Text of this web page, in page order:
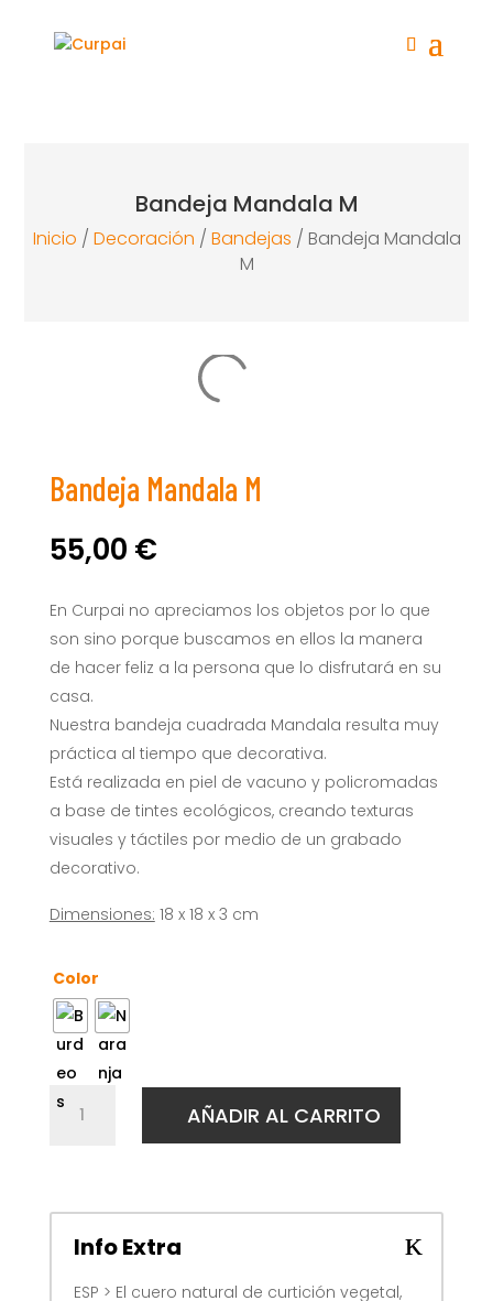
Bandeja Mandala M
Inicio / Decoración / Bandejas / Bandeja Mandala
M
Bandeja Mandala M
55,00 €
En Curpai no apreciamos los objetos por lo que
son sino porque buscamos en ellos la manera
de hacer feliz a la persona que lo disfrutará en su
casa.
Nuestra bandeja cuadrada Mandala resulta muy
práctica al tiempo que decorativa.
Está realizada en piel de vacuno y policromadas
a base de tintes ecológicos, creando texturas
visuales y táctiles por medio de un grabado
decorativo.
Dimensiones: 18 x 18 x 3 cm
Color
Bandeja
Mandala
AÑADIR AL CARRITO
Info Extra
ESP > El cuero natural de curtición vegetal,